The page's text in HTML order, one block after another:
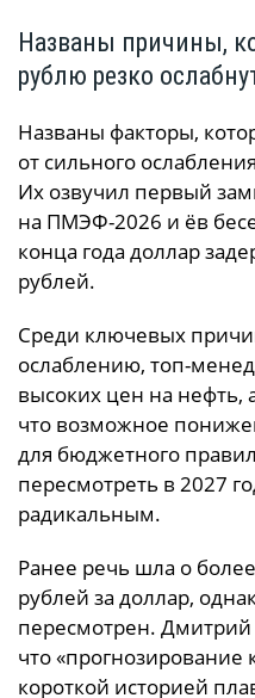
Названы причины,
рублю резко
Названы факторы,
от сильного
Их озвучил первый
на ПМЭФ-2026 и ёв
конца года доллар
рублей.
Среди ключевых
ослаблению, топ-
высоких цен на нефть,
что возможное
для бюджетного
пересмотреть в 2027
радикальным.
Ранее речь шла о
рублей за доллар,
пересмотрен.
что «прогнозирование
короткой историей